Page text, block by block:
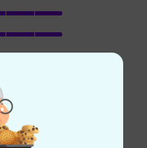
schon 7 Jahre besitzen
Sie ist nicht zu knapp
das Instrument
können.
Zustand. Das
sind